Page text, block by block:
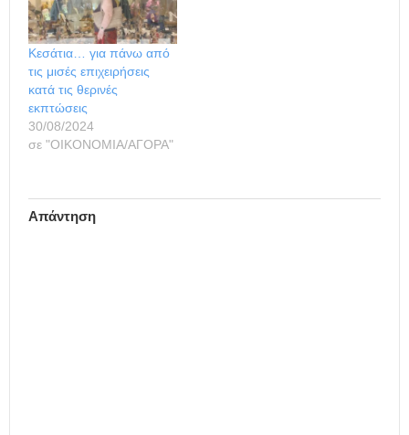
οικονομία καθώς η
μείωση της ζήτησης για
πρώτες ύλες
(σιδηρομετάλλευμα,
άνθρακα, κ.α.) σημαίνει
λιγότερη εμπιστοσύνη…
Κεσάτια… για πάνω από
τις μισές επιχειρήσεις
κατά τις θερινές
εκπτώσεις
30/08/2024
σε "ΟΙΚΟΝΟΜΙΑ/ΑΓΟΡΑ"
Απάντηση